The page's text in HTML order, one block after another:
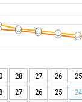
28 27 26
25
27 26 25
24